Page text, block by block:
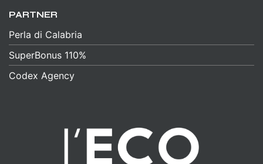
PARTNER
Perla di Calabria
SuperBonus 110%
Codex Agency